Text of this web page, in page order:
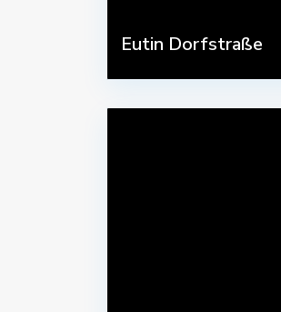
Eutin Dorfstraße